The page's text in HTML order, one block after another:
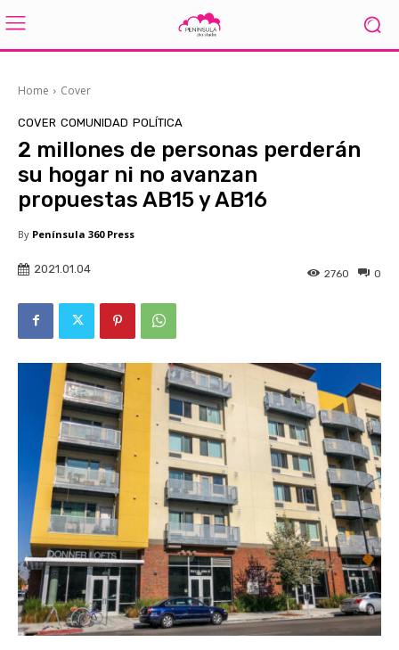
Home Cover
COVER COMUNIDAD POLÍTICA
2 millones de personas perderán
su hogar ni no avanzan
propuestas AB15 y AB16
By Península 360 Press
2021.01.04 0
2760